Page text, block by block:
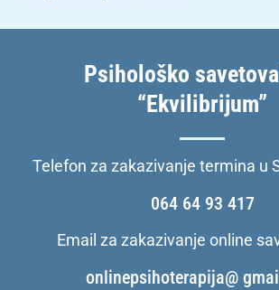
Psihološko
“Ekvilibrijum”
Telefon za zakazivanje termina u
064 64 93 417
Email za zakazivanje online
onlinepsihoterapija@